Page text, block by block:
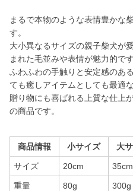
まるで本物のような表情豊かな
す。
大小異なるサイズの親子柴犬が
まれた毛並みや表情が魅力的です
ふわふわの手触りと安定感のあ
ても癒しアイテムとしても最適
贈り物にも喜ばれる上質な仕上
の商品です。
商品情報 小サイズ 大
サイズ 20cm 35cm
重量 80g 300g